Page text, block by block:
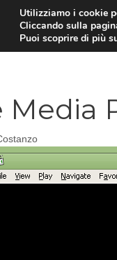
Media
Utilizziamo i cookie
Cliccando sulla
Puoi scoprire di più